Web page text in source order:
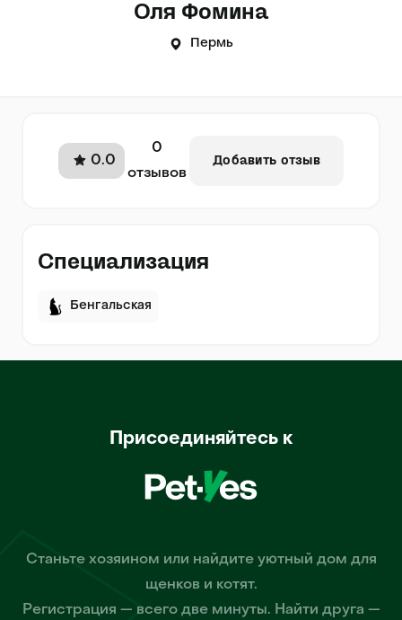
Оля Фомина
Пермь
0.0
0
отзывов
Добавить отзыв
Специализация
Бенгальская
Присоединяйтесь к
Станьте хозяином или найдите уютный дом для
щенков и котят.
Регистрация — всего две минуты. Найти друга —